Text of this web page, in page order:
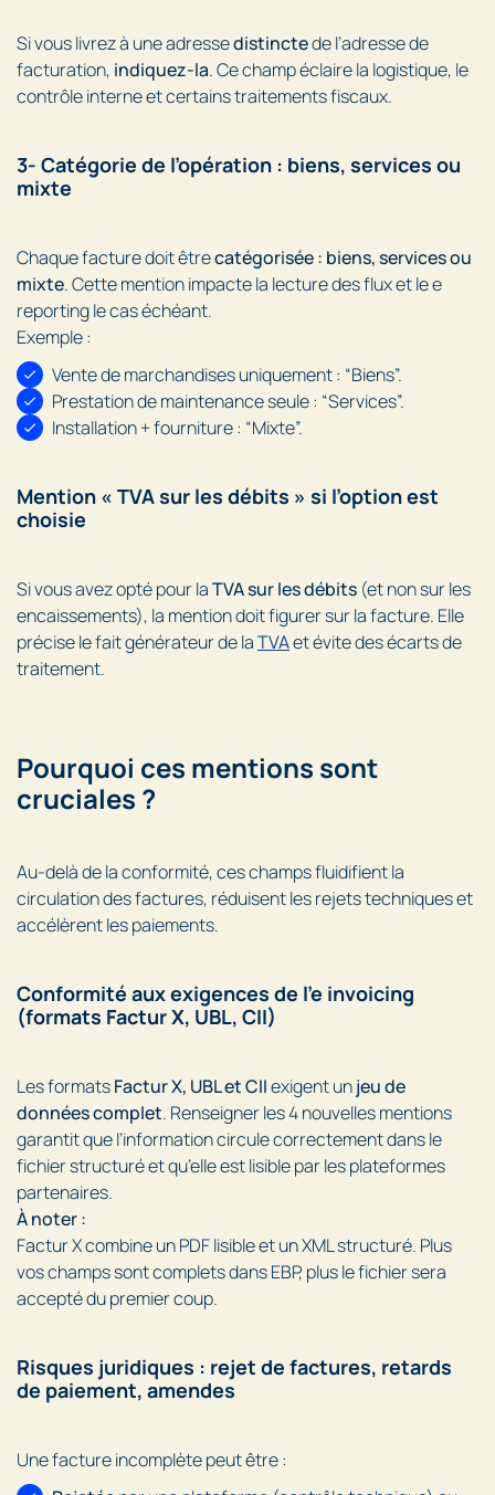
Si vous livrez à une adressedistinctede l’adresse de
facturation, indiquez-la. Ce champ éclaire la logistique, le
contrôle interne et certains traitements fiscaux.
3- Catégorie de l’opération : biens, services ou
mixte
Chaque facture doit êtrecatégorisée : biens, services ou
mixte. Cette mention impacte la lecture des flux et le e
reporting le cas échéant.
Exemple :
Vente de marchandises uniquement : “Biens”.
Prestation de maintenance seule : “Services”.
Installation + fourniture : “Mixte”.
Mention « TVA sur les débits » si l’option est
choisie
Si vous avez opté pour laTVA sur les débits (et non sur les
encaissements), la mention doit figurer sur la facture. Elle
précise le fait générateur de laTVAet évite des écarts de
traitement.
Pourquoi ces mentions sont
cruciales ?
Au-delà de la conformité, ces champs fluidifient la
circulation des factures, réduisent les rejets techniques et
accélèrent les paiements.
Conformité aux exigences de l’e invoicing
(formats Factur X, UBL, CII)
Les formatsFactur X, UBL et CIIexigent unjeu de
données complet. Renseigner les 4 nouvelles mentions
garantit que l’information circule correctement dans le
fichier structuré et qu’elle est lisible par les plateformes
partenaires.
À noter :
Factur X combine un PDF lisible et un XML structuré. Plus
vos champs sont complets dans EBP, plus le fichier sera
accepté du premier coup.
Risques juridiques : rejet de factures, retards
de paiement, amendes
Une facture incomplète peut être :